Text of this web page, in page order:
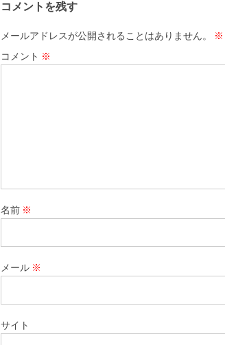
コメントを残す
メールアドレスが公開されることはありません。 ※
コメント ※
名前 ※
メール ※
サイト